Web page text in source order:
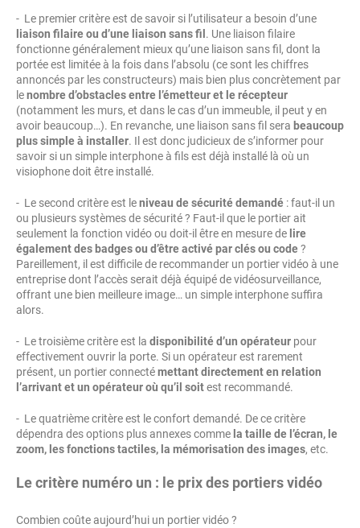
- Le premier critère est de savoir si l’utilisateur a besoin d’une
liaison filaire ou d’une liaison sans fil . Une liaison filaire
fonctionne généralement mieux qu’une liaison sans fil, dont la
portée est limitée à la fois dans l’absolu (ce sont les chiffres
annoncés par les constructeurs) mais bien plus concrètement par
lenombre d’obstacles entre l’émetteur et le récepteur
(notamment les murs, et dans le cas d’un immeuble, il peut y en
avoir beaucoup…). En revanche, une liaison sans fil sera beaucoup
plus simple à installer. Il est donc judicieux de s’informer pour
savoir si un simple interphone à fils est déjà installé là où un
visiophone doit être installé.
- Le second critère est leniveau de sécurité demandé : faut-il un
ou plusieurs systèmes de sécurité ? Faut-il que le portier ait
seulement la fonction vidéo ou doit-il être en mesure de lire
également des badges ou d’être activé par clés ou code?
Pareillement, il est difficile de recommander un portier vidéo à une
entreprise dont l’accès serait déjà équipé de vidéosurveillance,
offrant une bien meilleure image… un simple interphone suffira
alors.
- Le troisième critère est la disponibilité d’un opérateur pour
effectivement ouvrir la porte. Si un opérateur est rarement
présent, un portier connectémettant directement en relation
l’arrivant et un opérateur où qu’il soitest recommandé.
- Le quatrième critère est le confort demandé. De ce critère
dépendra des options plus annexes comme la taille de l’écran, le
zoom, les fonctions tactiles, la mémorisation des images, etc.
Le critère numéro un : le prix des portiers vidéo
Combien coûte aujourd’hui un portier vidéo ?